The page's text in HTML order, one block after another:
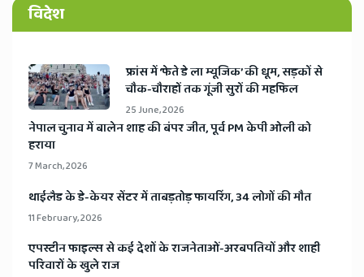
विदेश
​फ्रांस में ‘फेते डे ला म्यूजिक’ की धूम, सड़कों से
चौक-चौराहों तक गूंजी सुरों की महफिल
25 June, 2026
​नेपाल चुनाव में बालेन शाह की बंपर जीत, पूर्व PM केपी ओली को
हराया
7 March, 2026
​थाईलैड के डे-केयर सेंटर में ताबड़तोड़ फायरिंग, 34 लोगों की मौत
11 February, 2026
​एपस्टीन फाइल्स से कई देशों के राजनेताओं-अरबपतियों और शाही
परिवारों के खुले राज